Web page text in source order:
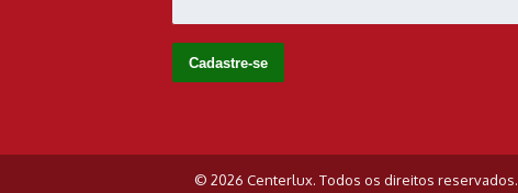
© 2026 Centerlux. Todos os direitos reservados.